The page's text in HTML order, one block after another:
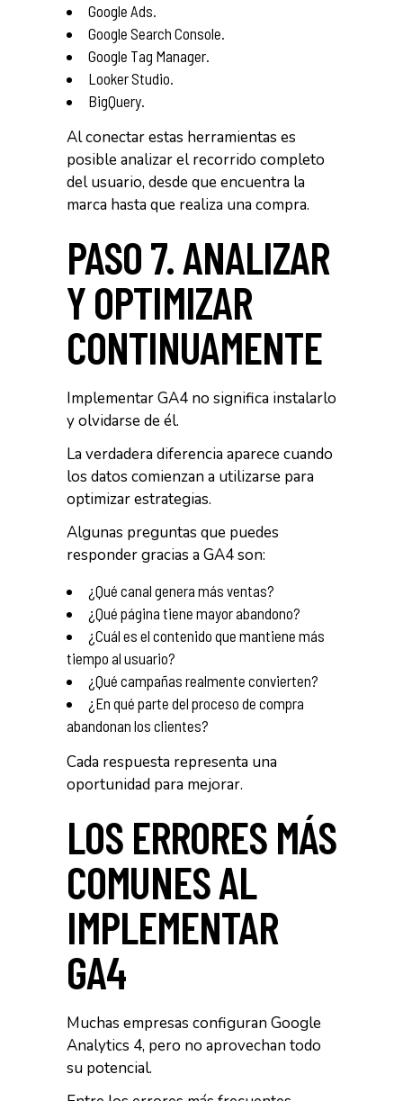
Google Ads.
Google Search Console.
Google Tag Manager.
Looker Studio.
BigQuery.
Al conectar estas herramientas es
posible analizar el recorrido completo
del usuario, desde que encuentra la
marca hasta que realiza una compra.
PASO 7. ANALIZAR
Y OPTIMIZAR
CONTINUAMENTE
Implementar GA4 no significa instalarlo
y olvidarse de él.
La verdadera diferencia aparece cuando
los datos comienzan a utilizarse para
optimizar estrategias.
Algunas preguntas que puedes
responder gracias a GA4 son:
¿Qué canal genera más ventas?
¿Qué página tiene mayor abandono?
¿Cuál es el contenido que mantiene más
tiempo al usuario?
¿Qué campañas realmente convierten?
¿En qué parte del proceso de compra
abandonan los clientes?
Cada respuesta representa una
oportunidad para mejorar.
LOS ERRORES MÁS
COMUNES AL
IMPLEMENTAR
GA4
Muchas empresas configuran Google
Analytics 4, pero no aprovechan todo
su potencial.